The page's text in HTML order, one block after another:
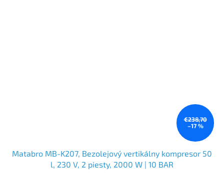
€238,70
–17 %
Matabro MB-K207, Bezolejový vertikálny kompresor 50
l, 230 V, 2 piesty, 2000 W | 10 BAR